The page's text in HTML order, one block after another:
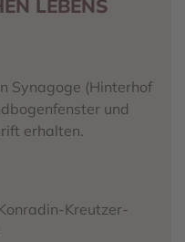
LEBENS
Synagoge (Hinterhof
und
erhalten.
Kreutzer-